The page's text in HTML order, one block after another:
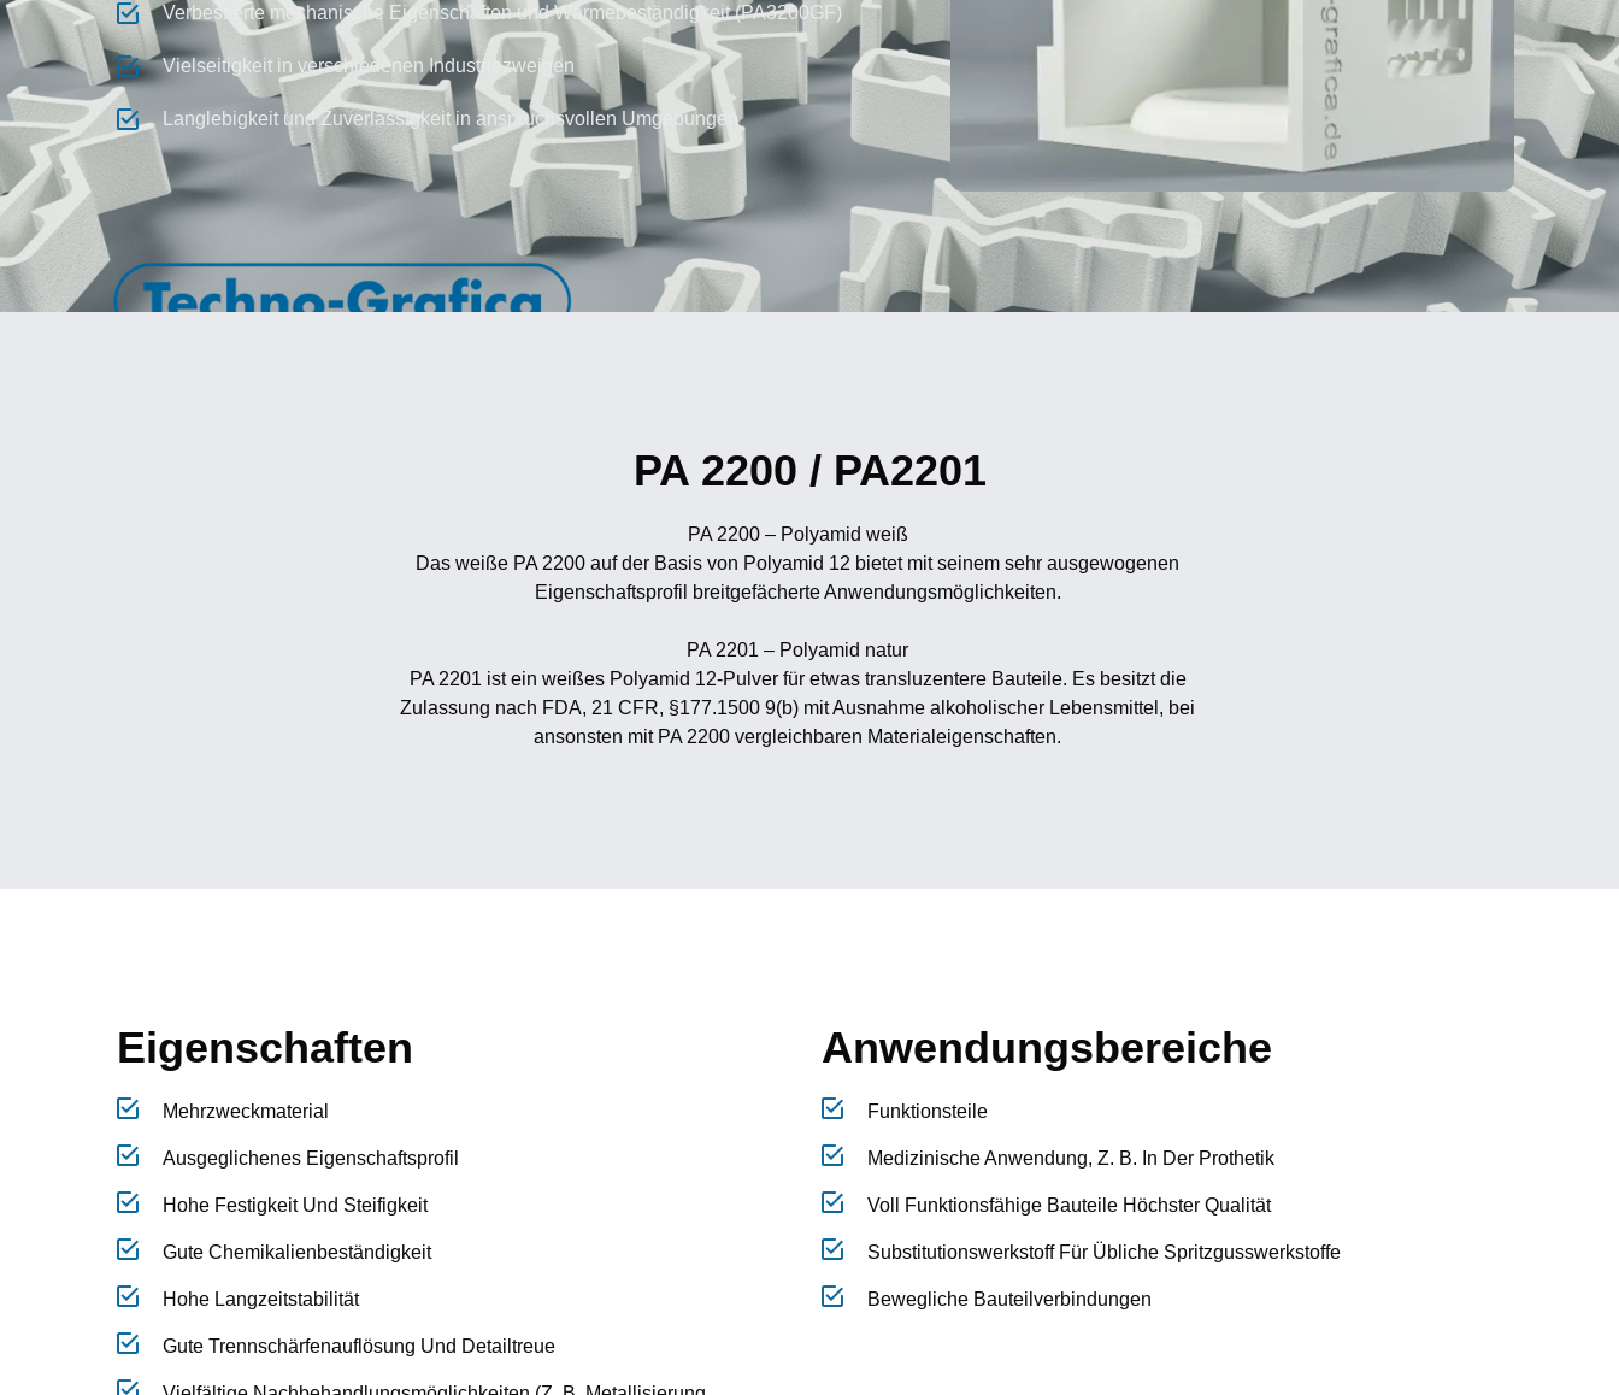
Verbesserte mechanische Eigenschaften und Wärmebeständigkeit (PA3200GF)
Vielseitigkeit in verschiedenen Industriezweigen
Langlebigkeit und Zuverlässigkeit in anspruchsvollen Umgebungen
PA 2200 / PA2201
PA 2200 – Polyamid weiß
Das weiße PA 2200 auf der Basis von Polyamid 12 bietet mit seinem sehr ausgewogenen
Eigenschaftsprofil breitgefächerte Anwendungsmöglichkeiten.
PA 2201 – Polyamid natur
PA 2201 ist ein weißes Polyamid 12-Pulver für etwas transluzentere Bauteile. Es besitzt die
Zulassung nach FDA, 21 CFR, §177.1500 9(b) mit Ausnahme alkoholischer Lebensmittel, bei
ansonsten mit PA 2200 vergleichbaren Materialeigenschaften.
Eigenschaften
Mehrzweckmaterial
Ausgeglichenes Eigenschaftsprofil
Hohe Festigkeit Und Steifigkeit
Gute Chemikalienbeständigkeit
Hohe Langzeitstabilität
Gute Trennschärfenauflösung Und Detailtreue
Anwendungsbereiche
Funktionsteile
Medizinische Anwendung, Z. B. In Der Prothetik
Voll Funktionsfähige Bauteile Höchster Qualität
Substitutionswerkstoff Für Übliche Spritzgusswerkstoffe
Bewegliche Bauteilverbindungen